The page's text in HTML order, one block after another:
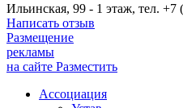
Ильинская, 99 - 1 этаж, тел. +7
Написать отзыв
Размещение
рекламы
на сайте Разместить
Ассоциация